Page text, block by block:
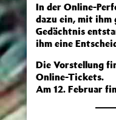
In der Online-
dazu ein, mit ihm
Gedächtnis
ihm eine
Die Vorstellung
Online-Tickets.
Am 12. Februar